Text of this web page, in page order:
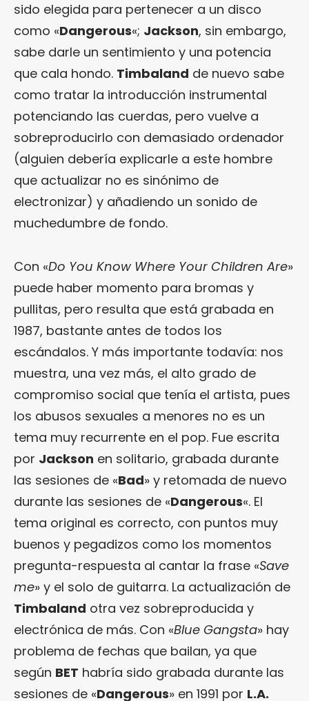
sido elegida para pertenecer a un disco
como «Dangerous«; Jackson, sin embargo,
sabe darle un sentimiento y una potencia
que cala hondo. Timbaland de nuevo sabe
como tratar la introducción instrumental
potenciando las cuerdas, pero vuelve a
sobreproducirlo con demasiado ordenador
(alguien debería explicarle a este hombre
que actualizar no es sinónimo de
electronizar) y añadiendo un sonido de
muchedumbre de fondo.
Con «Do You Know Where Your Children Are»
puede haber momento para bromas y
pullitas, pero resulta que está grabada en
1987, bastante antes de todos los
escándalos. Y más importante todavía: nos
muestra, una vez más, el alto grado de
compromiso social que tenía el artista, pues
los abusos sexuales a menores no es un
tema muy recurrente en el pop. Fue escrita
por Jackson en solitario, grabada durante
las sesiones de «Bad» y retomada de nuevo
durante las sesiones de «Dangerous«. El
tema original es correcto, con puntos muy
buenos y pegadizos como los momentos
pregunta-respuesta al cantar la frase «Save
me» y el solo de guitarra. La actualización de
Timbaland otra vez sobreproducida y
electrónica de más. Con «Blue Gangsta» hay
problema de fechas que bailan, ya que
según BET habría sido grabada durante las
sesiones de «Dangerous» en 1991 por L.A.